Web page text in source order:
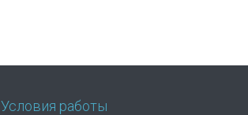
Условия работы